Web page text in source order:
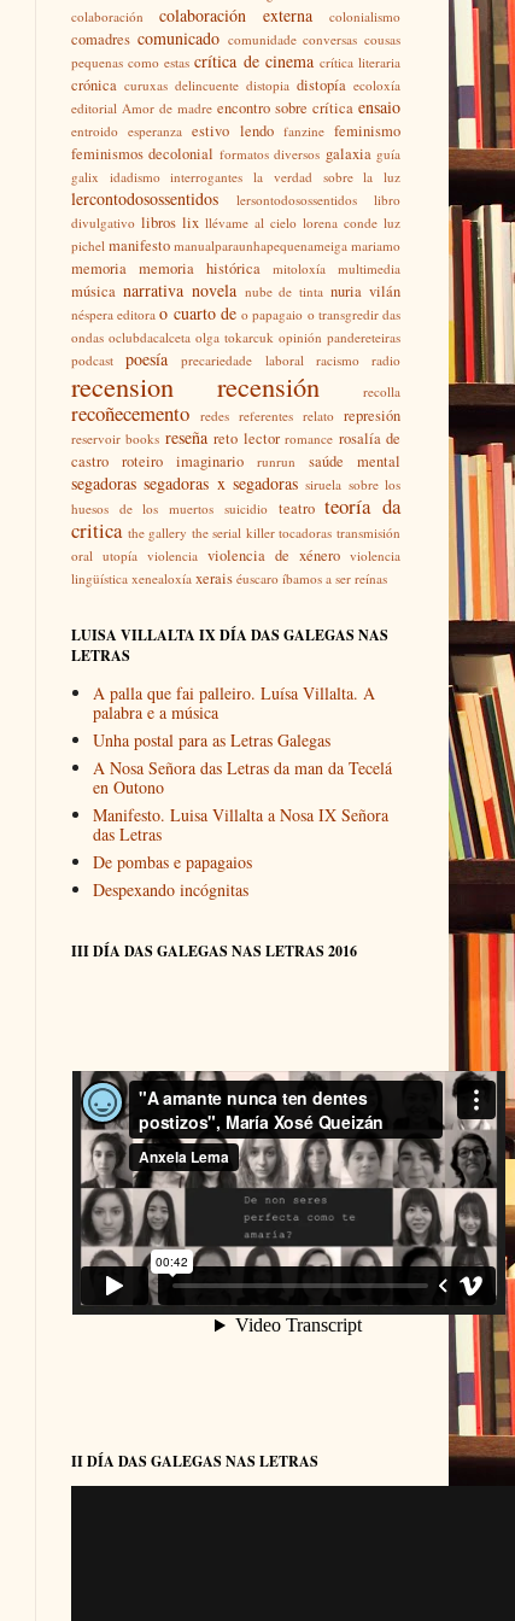
colaboración colaboración externa colonialismo
comadres comunicado comunidade conversas cousas
pequenas como estas crítica de cinema crítica literaria
crónica curuxas delincuente distopia distopía ecoloxía
editorial Amor de madre encontro sobre crítica ensaio
entroido esperanza estivo lendo fanzine feminismo
feminismos decolonial formatos diversos galaxia guía
galix
idadismo interrogantes la verdad sobre la luz
lercontodosossentidos lersontodosossentidos
libro
divulgativo libros lix llévame al cielo lorena conde luz
pichel manifesto manualparaunhapequenameiga mariamo
memoria memoria histórica mitoloxía multimedia
música narrativa novela nube de tinta nuria vilán
néspera editora o cuarto de o papagaio o transgredir das
ondas oclubdacalceta olga tokarcuk opinión pandereteiras
podcast
poesía precariedade laboral racismo radio
recension recensión recolla
recoñecemento redes referentes relato represión
reservoir books reseña reto lector romance rosalía de
castro
roteiro imaginario runrun saúde mental
segadoras segadoras x segadoras siruela sobre los
huesos de los muertos suicidio teatro teoría da
critica the gallery the serial killer tocadoras transmisión
oral utopía violencia violencia de xénero violencia
lingüística xenealoxía xerais éuscaro íbamos a ser reínas
LUISA VILLALTA IX DÍA DAS GALEGAS NAS
LETRAS
A palla que fai palleiro. Luísa Villalta. A
palabra e a música
Unha postal para as Letras Galegas
A Nosa Señora das Letras da man da Tecelá
en Outono
Manifesto. Luisa Villalta a Nosa IX Señora
das Letras
De pombas e papagaios
Despexando incógnitas
III DÍA DAS GALEGAS NAS LETRAS 2016
II DÍA DAS GALEGAS NAS LETRAS